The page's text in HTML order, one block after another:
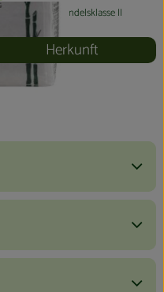
7% MwSt Handelsklasse II
Herkunft